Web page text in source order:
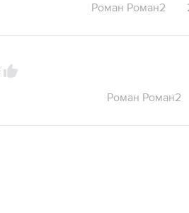
Роман Роман2
Роман Роман2